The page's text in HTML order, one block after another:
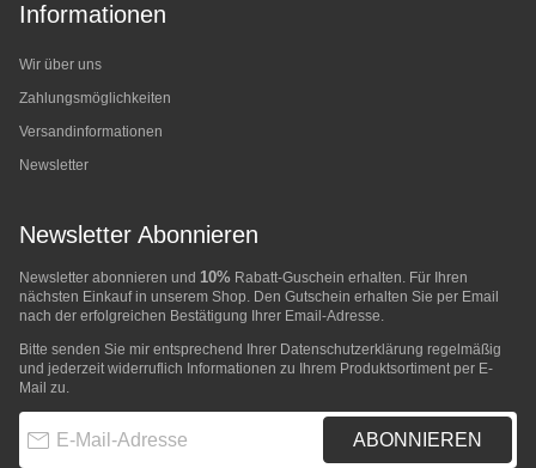
Informationen
Wir über uns
Zahlungsmöglichkeiten
Versandinformationen
Newsletter
Newsletter Abonnieren
Newsletter abonnieren und 10% Rabatt-Guschein erhalten. Für Ihren
nächsten Einkauf in unserem Shop. Den Gutschein erhalten Sie per Email
nach der erfolgreichen Bestätigung Ihrer Email-Adresse.
Bitte senden Sie mir entsprechend Ihrer Datenschutzerklärung regelmäßig
und jederzeit widerruflich Informationen zu Ihrem Produktsortiment per E-
Mail zu.
ABONNIEREN